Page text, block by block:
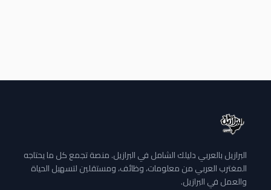
البرازيل بالعربي دليلك الشامل في البرازيل. منصة تجمع كل ما يحتاجه
المغترب العربي من معلومات، وظائف، ومستقلين لتسهيل الحياة
والعمل في البرازيل.